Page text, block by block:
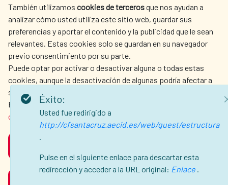
También utilizamos cookies de tercerosque nos ayudan a
analizar cómo usted utiliza este sitio web, guardar sus
preferencias y aportar el contenido y la publicidad que le sean
relevantes. Estas cookies solo se guardan en su navegador
previo consentimiento por su parte.
Puede optar por activar o desactivar alguna o todas estas
cookies, aunque la desactivación de algunas podría afectar a
su experiencia de navegación.
Para obtener más información, consulte nuestra
cookies
CULTURA Y CIENCIA
BIBLIOTECA
NUESTRAS REDES SOCIALES
POLÍTICA DE COOKIES
GUÍA DE NAVEGACIÓN
Éxito:
Usted fue redirigido a
http://cfsantacruz.aecid.es/web/guest/estructura
.
Pulse en el siguiente enlace para descartar esta
redirección y acceder a la URL original: Enlace .